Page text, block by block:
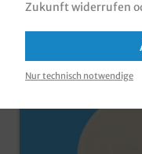
Zukunft widerrufen
Nur technisch notwendige